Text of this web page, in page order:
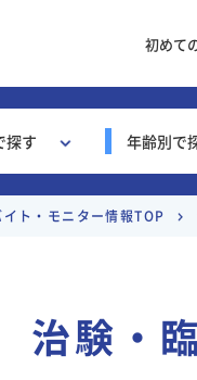
初めて
探す 年齢別で
ト・モニター情報TOP
治験・